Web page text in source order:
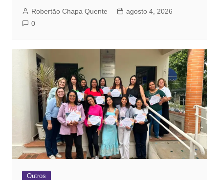
Robertão Chapa Quente
agosto 4, 2026
0
Outros